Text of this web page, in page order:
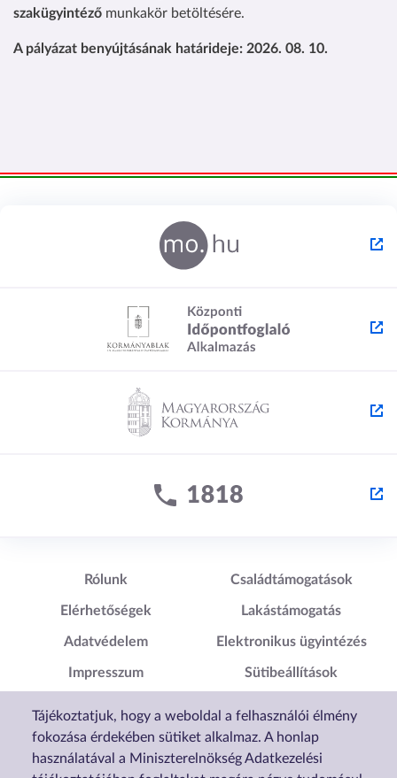
Tájékoztatjuk, hogy a weboldal a felhasználói élmény
fokozása érdekében sütiket alkalmaz. A honlap
használatával a Miniszterelnökség Adatkezelési
szakügyintéző munkakör betöltésére.
A pályázat benyújtásának határideje: 2026. 08. 10.
Lábléc1
Rólunk
Elérhetőségek
Adatvédelem
Impresszum
Nyilatkozat
Lábléc2
Családtámogatások
Lakástámogatás
Elektronikus ügyintézés
Sütibeállítások